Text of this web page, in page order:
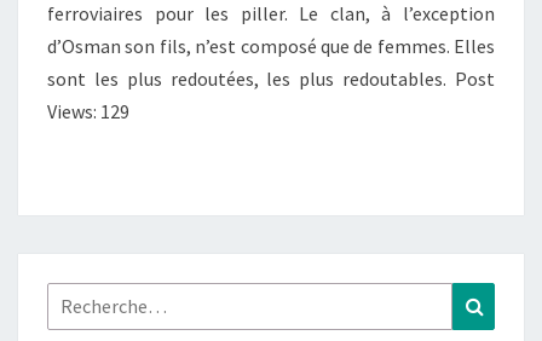
ferroviaires pour les piller. Le clan, à l’exception
d’Osman son fils, n’est composé que de femmes. Elles
sont les plus redoutées, les plus redoutables. Post
Views: 129
Rechercher :